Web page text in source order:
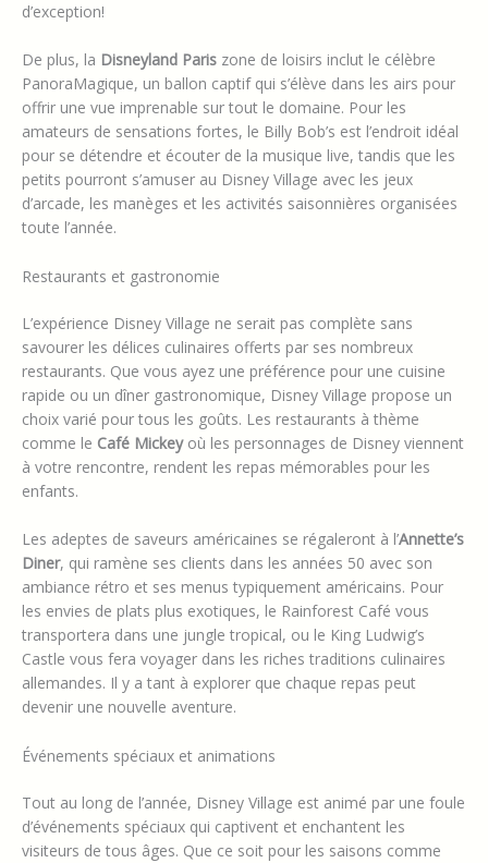
d’exception!
De plus, la Disneyland Paris zone de loisirs inclut le célèbre
PanoraMagique, un ballon captif qui s’élève dans les airs pour
offrir une vue imprenable sur tout le domaine. Pour les
amateurs de sensations fortes, le Billy Bob’s est l’endroit idéal
pour se détendre et écouter de la musique live, tandis que les
petits pourront s’amuser au Disney Village avec les jeux
d’arcade, les manèges et les activités saisonnières organisées
toute l’année.
Restaurants et gastronomie
L’expérience Disney Village ne serait pas complète sans
savourer les délices culinaires offerts par ses nombreux
restaurants. Que vous ayez une préférence pour une cuisine
rapide ou un dîner gastronomique, Disney Village propose un
choix varié pour tous les goûts. Les restaurants à thème
comme le Café Mickeyoù les personnages de Disney viennent
à votre rencontre, rendent les repas mémorables pour les
enfants.
Les adeptes de saveurs américaines se régaleront à l’Annette’s
Diner, qui ramène ses clients dans les années 50 avec son
ambiance rétro et ses menus typiquement américains. Pour
les envies de plats plus exotiques, le Rainforest Café vous
transportera dans une jungle tropical, ou le King Ludwig’s
Castle vous fera voyager dans les riches traditions culinaires
allemandes. Il y a tant à explorer que chaque repas peut
devenir une nouvelle aventure.
Événements spéciaux et animations
Tout au long de l’année, Disney Village est animé par une foule
d’événements spéciaux qui captivent et enchantent les
visiteurs de tous âges. Que ce soit pour les saisons comme